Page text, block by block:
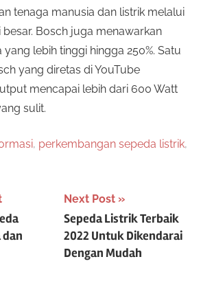
tenaga manusia dan listrik melalui
Bosch juga menawarkan
lebih tinggi hingga 250%. Satu
yang diretas di YouTube
mencapai lebih dari 600 Watt
sulit.
, perkembangan sepeda listrik,
Next Post
Sepeda Listrik Terbaik
2022 Untuk Dikendarai
Dengan Mudah